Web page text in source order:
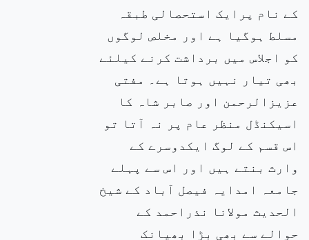
کے نام پرایک استحصالی طبقہ
مسلط ہوگیا ہے اور مخلص لوگوں
کو اجلاس میں برداشت کرنے کیلئے
بھی تیار نہیں ہوتا ہے۔ مفتی
عزیزالرحمن اور صابر شاہ کا
اسیکنڈل منظر عام پر نہ آتا تو
اس قسم کے لوگ ایکدوسرے کے
وارث بنتے ہیں اور اس سے پہلے
جامعہ امدایہ فیصل آباد کے شیخ
الحدیث مولانا نذراحمد کے
حوالے سے بھی بڑا بھیانک